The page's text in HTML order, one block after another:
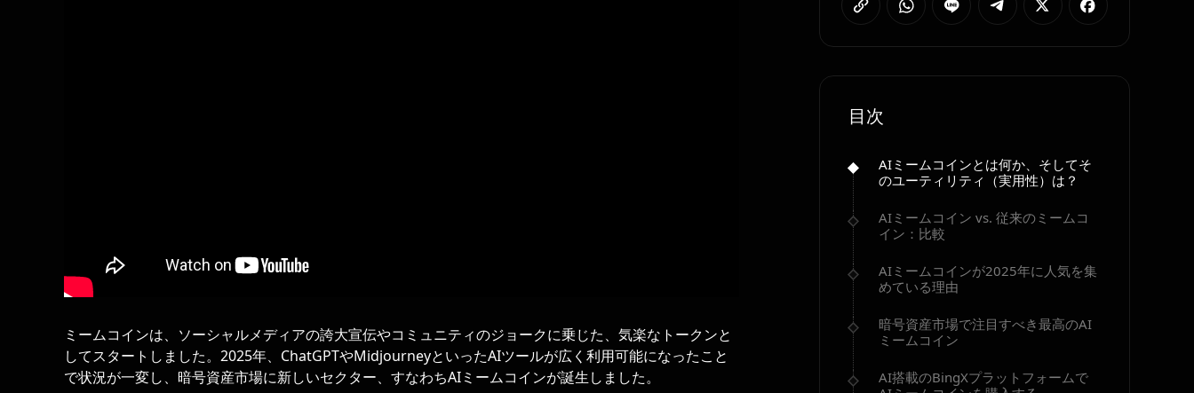
ミームコインは、ソーシャルメディアの誇大宣伝やコミュニティのジョークに乗じた、気楽なトークンと
してスタートしました。2025年、ChatGPTやMidjourneyといったAIツールが広く利用可能になったこと
で状況が一変し、暗号資産市場に新しいセクター、すなわちAIミームコインが誕生しました。
目次
AIミームコインとは何か、そしてそ
のユーティリティ（実用性）は？
AIミームコイン vs. 従来のミームコ
イン：比較
AIミームコインが2025年に人気を集
めている理由
暗号資産市場で注目すべき最高のAI
ミームコイン
AI搭載のBingXプラットフォームで